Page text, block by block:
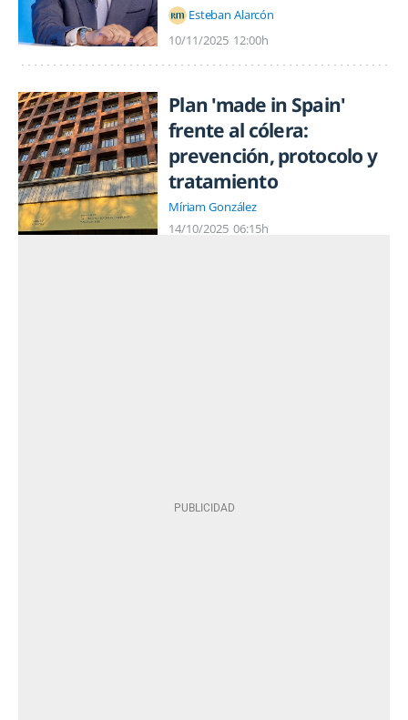
Esteban Alarcón
10/11/2025 12:00h
Plan 'made in Spain'
frente al cólera:
prevención, protocolo y
tratamiento
Míriam González
14/10/2025 06:15h